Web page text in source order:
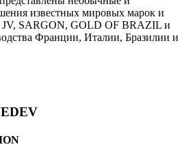
известных мировых марок и
JV, SARGON, GOLD OF BRAZIL и
Франции, Италии, Бразилии и